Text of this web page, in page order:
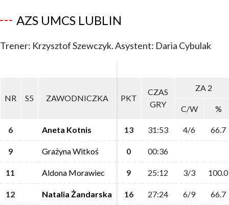
AZS UMCS LUBLIN
Trener: Krzysztof Szewczyk. Asystent: Daria Cybulak
NR S5 ZAWODNICZKA PKT
CZAS
GRY
ZA 2
C/W %
6 Aneta Kotnis 13 31:53 4/6 66.7
9 Grażyna Witkoś 0 00:36
11 Aldona Morawiec 9 25:12 3/3 100.0
12 Natalia Żandarska 16 27:24 6/9 66.7
NR S5 ZAWODNICZKA PKT
CZAS
GRY
ZA 2
C/W %
6 Aneta Kotnis 13 31:53 4/6 66.7
9 Grażyna Witkoś 0 00:36
11 Aldona Morawiec 9 25:12 3/3 100.0
12 Natalia Żandarska 16 27:24 6/9 66.7